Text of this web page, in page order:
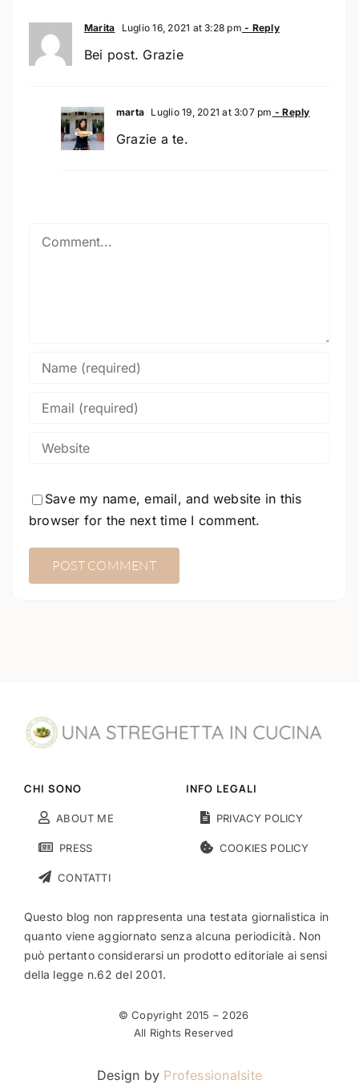
Marita Luglio 16, 2021 at 3:28 pm - Reply
Bei post. Grazie
marta Luglio 19, 2021 at 3:07 pm - Reply
Grazie a te.
Save my name, email, and website in this
browser for the next time I comment.
CHI SONO
ABOUT ME
PRESS
CONTATTI
INFO LEGALI
PRIVACY POLICY
COOKIES POLICY
Questo blog non rappresenta una testata giornalistica in
quanto viene aggiornato senza alcuna periodicità. Non
può pertanto considerarsi un prodotto editoriale ai sensi
della legge n.62 del 2001.
© Copyright 2015 – 2026
All Rights Reserved
Design by Professionalsite